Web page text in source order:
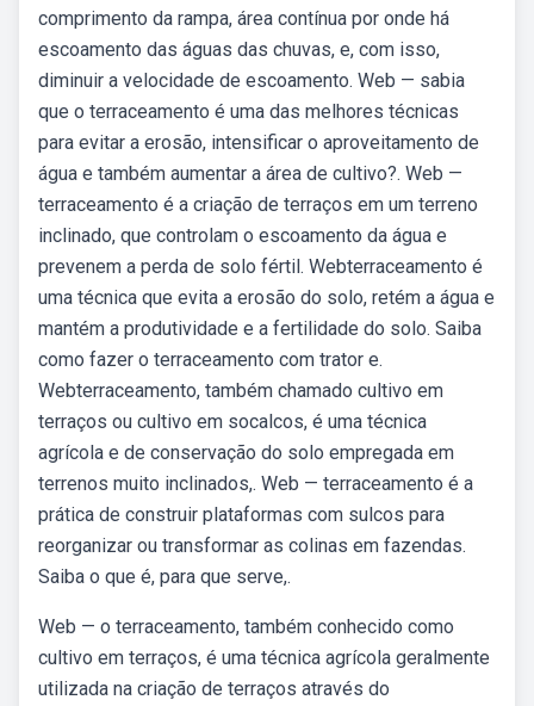
comprimento da rampa, área contínua por onde há
escoamento das águas das chuvas, e, com isso,
diminuir a velocidade de escoamento. Web — sabia
que o terraceamento é uma das melhores técnicas
para evitar a erosão, intensificar o aproveitamento de
água e também aumentar a área de cultivo?. Web —
terraceamento é a criação de terraços em um terreno
inclinado, que controlam o escoamento da água e
prevenem a perda de solo fértil. Webterraceamento é
uma técnica que evita a erosão do solo, retém a água e
mantém a produtividade e a fertilidade do solo. Saiba
como fazer o terraceamento com trator e.
Webterraceamento, também chamado cultivo em
terraços ou cultivo em socalcos, é uma técnica
agrícola e de conservação do solo empregada em
terrenos muito inclinados,. Web — terraceamento é a
prática de construir plataformas com sulcos para
reorganizar ou transformar as colinas em fazendas.
Saiba o que é, para que serve,.
Web — o terraceamento, também conhecido como
cultivo em terraços, é uma técnica agrícola geralmente
utilizada na criação de terraços através do